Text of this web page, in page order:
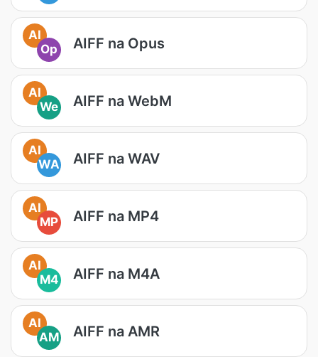
AI
Op
AIFF na Opus
AI
We
AIFF na WebM
AI
WA
AIFF na WAV
AI
MP
AIFF na MP4
AI
M4
AIFF na M4A
AI
AM
AIFF na AMR